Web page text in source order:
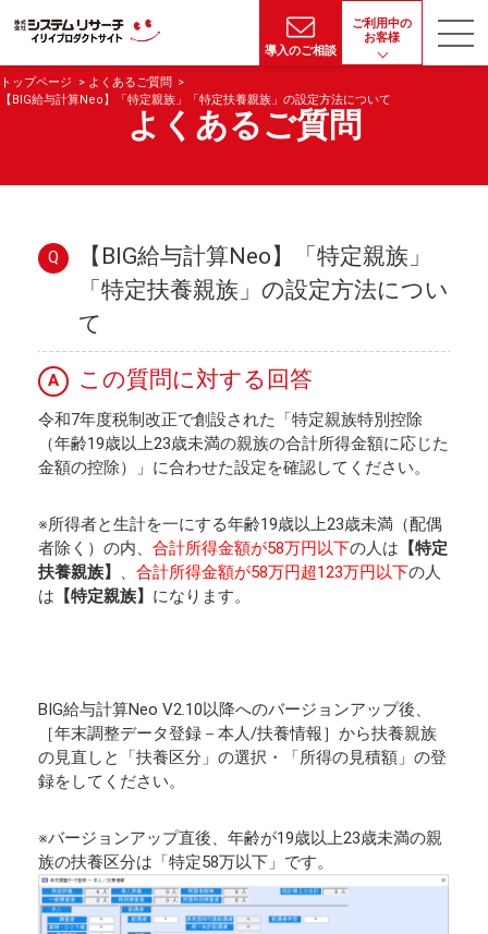
導入のご相談
ご利用中の
お客様
トップページ
よくあるご質問
【BIG給与計算Neo】「特定親族」「特定扶養親族」の設定方法について
よくあるご質問
Q
【BIG給与計算Neo】「特定親族」
「特定扶養親族」の設定方法につい
て
A この質問に対する回答
令和7年度税制改正で創設された「特定親族特別控除
（年齢19歳以上23歳未満の親族の合計所得金額に応じた
金額の控除）」に合わせた設定を確認してください。
※所得者と生計を一にする年齢19歳以上23歳未満（配偶
者除く）の内、 合計所得金額が58万円以下の人は 【特定
扶養親族】
、 合計所得金額が58万円超123万円以下の人
は 【特定親族】 になります。
BIG給与計算Neo V2.10以降へのバージョンアップ後、
［年末調整データ登録－本人/扶養情報］から扶養親族
の見直しと「扶養区分」の選択・「所得の見積額」の登
録をしてください。
※バージョンアップ直後、年齢が19歳以上23歳未満の親
族の扶養区分は「特定58万以下」です。